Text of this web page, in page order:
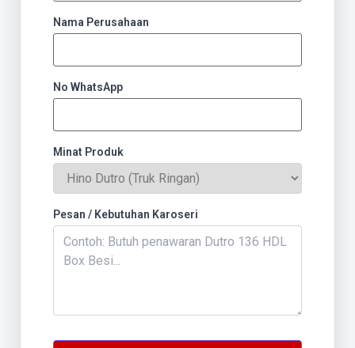
Nama Perusahaan
No WhatsApp
Minat Produk
Pesan / Kebutuhan Karoseri